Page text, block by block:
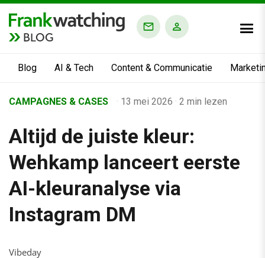
BLOG
Blog AI & Tech Content & Communicatie
Business Channel
Altijd de juiste kleur: Wehkamp lanceert eerste AI-
CAMPAGNES & CASES · 13 mei 2026 · 2 min lezen
Altijd de juiste kleur:
Wehkamp lanceert eerste
AI-kleuranalyse via
Instagram DM
Vibeday